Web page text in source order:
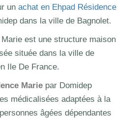
un achat en Ehpad Résidence
dans la ville de Bagnolet.
est une structure maison
située dans la ville de
Ile De France.
Marie par Domidep
médicalisées adaptées à la
âgées dépendantes